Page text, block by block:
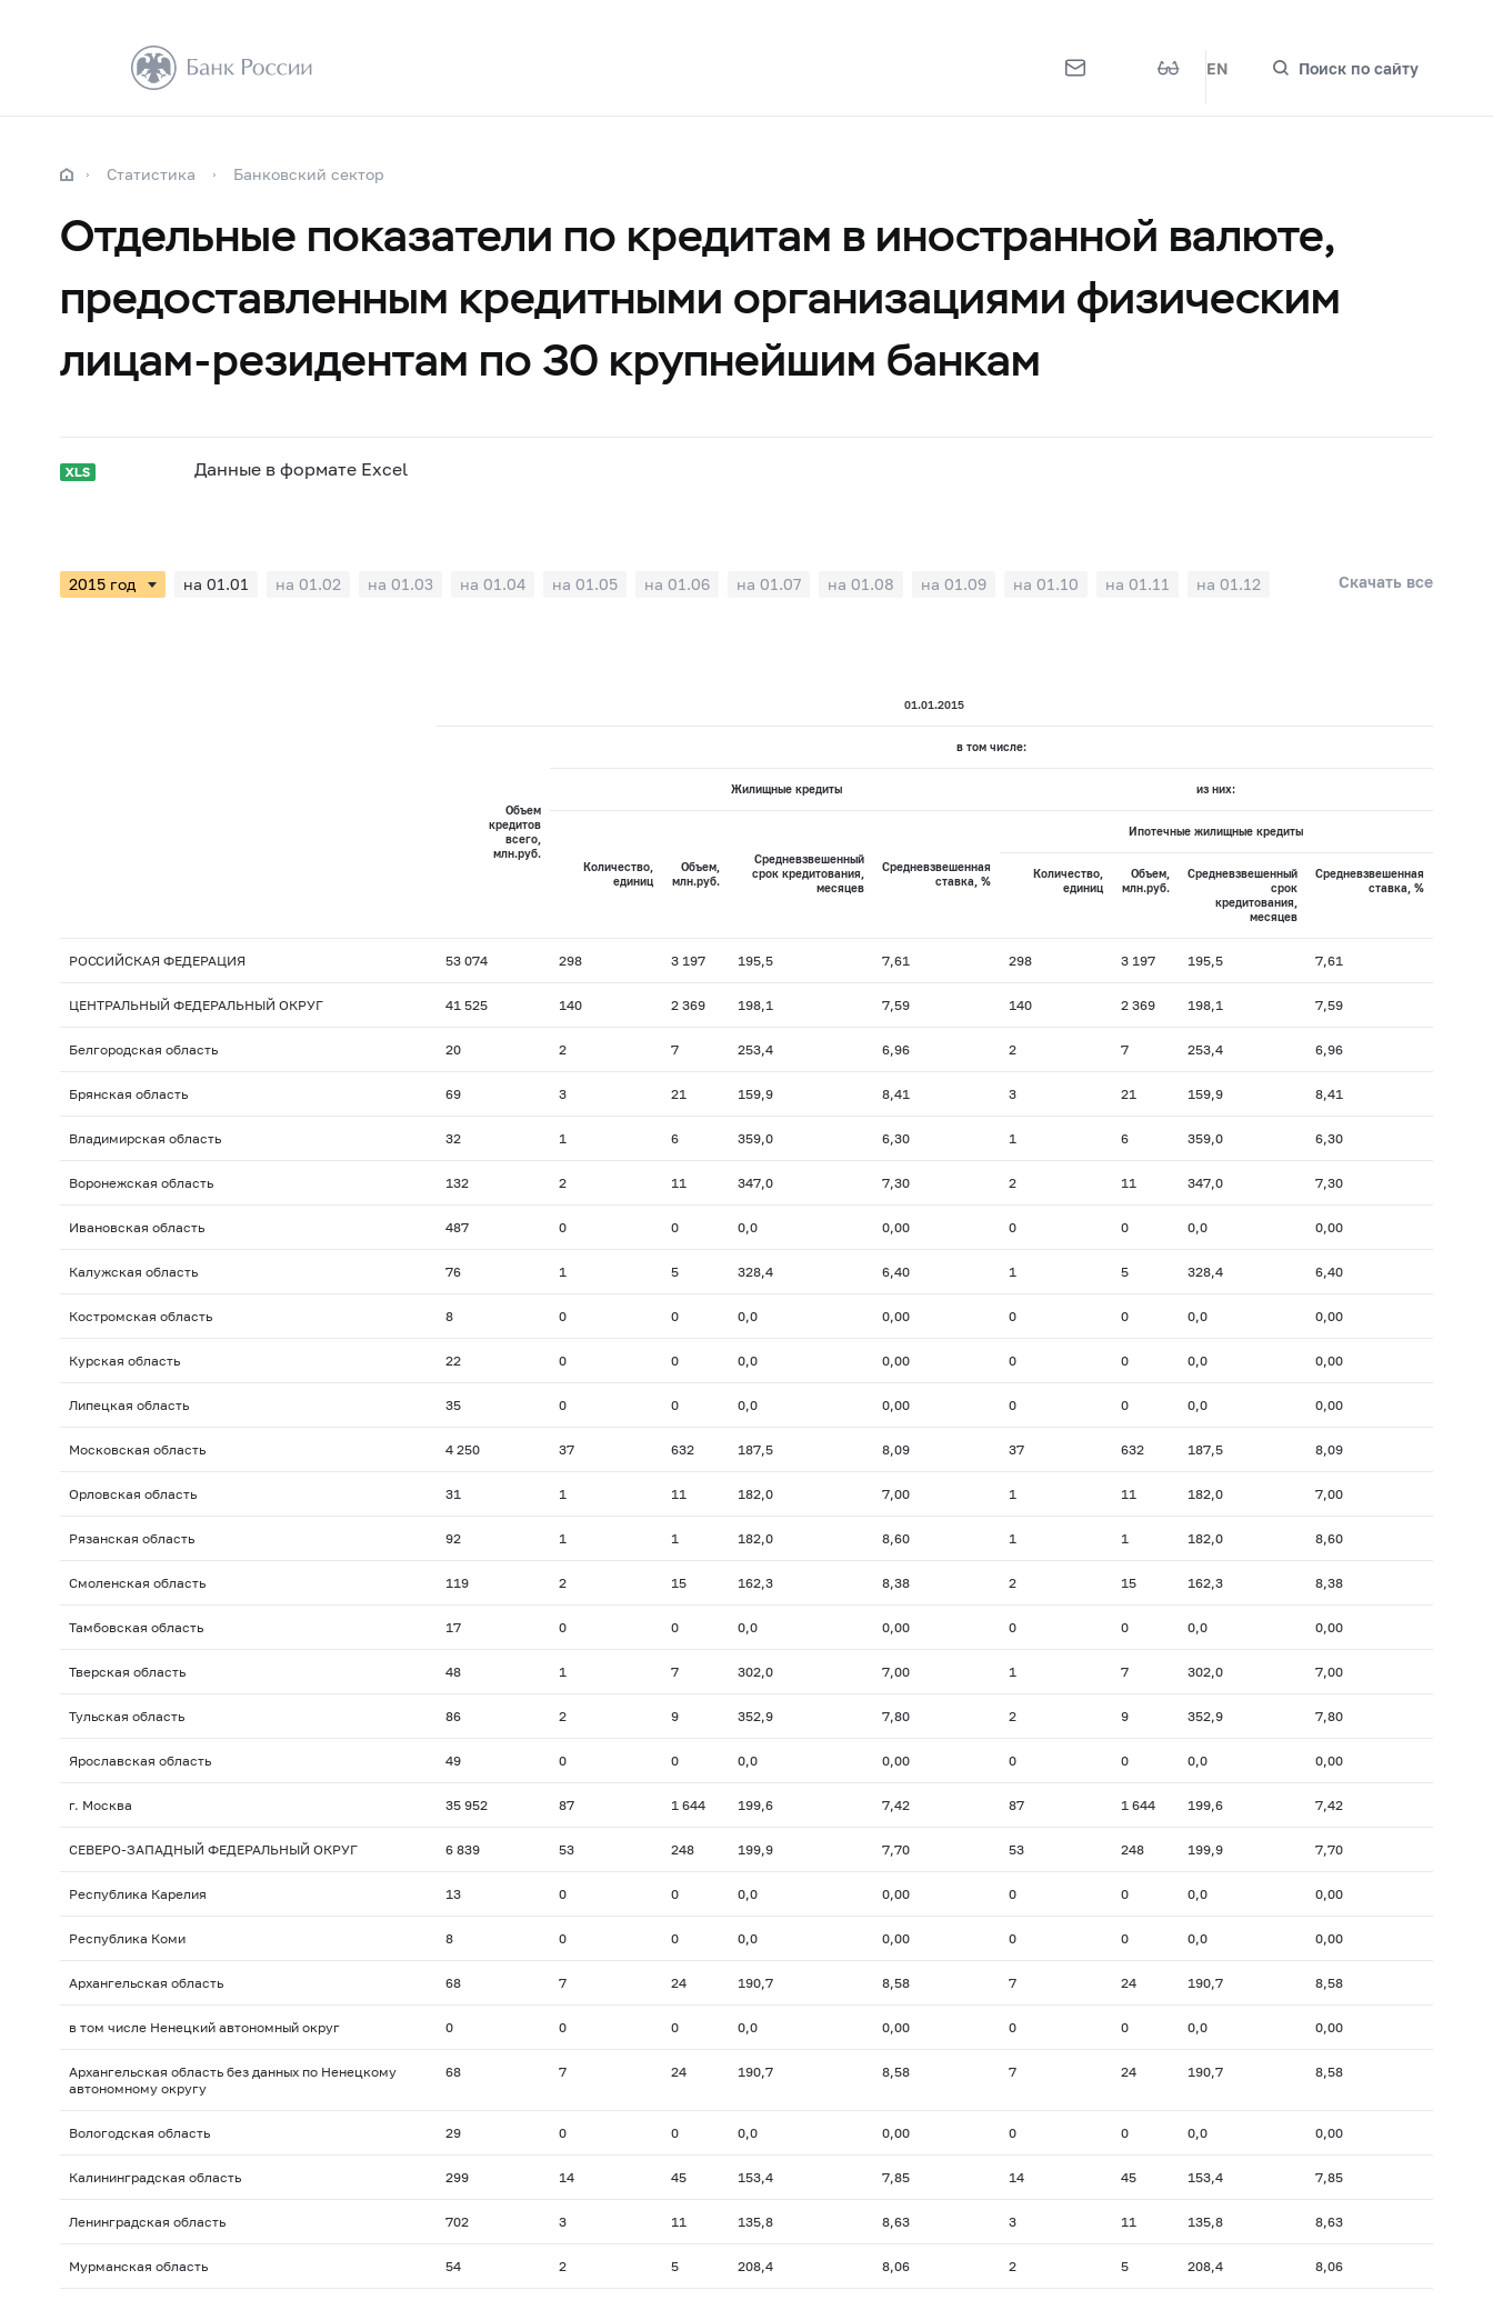
EN Поиск по сайту
Статистика Банковский сектор
Отдельные показатели по кредитам в иностранной валюте,
предоставленным кредитными организациями физическим
лицам-резидентам по 30 крупнейшим банкам
Данные в формате Excel
на 01.01 на 01.02 на 01.03 на 01.04 на 01.05 на 01.06 на 01.07 на 01.08 на 01.09 на 01.10 на 01.11 на 01.12 Скачать все
01.01.2015
Объем
кредитов
всего,
млн.руб.
в том числе:
Жилищные кредиты из них:
Количество,
единиц
Объем,
млн.руб.
Средневзвешенный
срок кредитования,
месяцев
Средневзвешенная
ставка, %
Ипотечные жилищные кредиты
Количество,
единиц
Объем,
млн.руб.
Средневзвешенный
срок
кредитования,
месяцев
Средневзвешенная
ставка, %
РОССИЙСКАЯ ФЕДЕРАЦИЯ 53 074 298 3 197 195,5 7,61 298 3 197 195,5 7,61
ЦЕНТРАЛЬНЫЙ ФЕДЕРАЛЬНЫЙ ОКРУГ 41 525 140 2 369 198,1 7,59 140 2 369 198,1 7,59
Белгородская область 20 2 7 253,4 6,96 2 7 253,4 6,96
Брянская область 69 3 21 159,9 8,41 3 21 159,9 8,41
Владимирская область 32 1 6 359,0 6,30 1 6 359,0 6,30
Воронежская область 132 2 11 347,0 7,30 2 11 347,0 7,30
Ивановская область 487 0 0 0,0 0,00 0 0 0,0 0,00
Калужская область 76 1 5 328,4 6,40 1 5 328,4 6,40
Костромская область 8 0 0 0,0 0,00 0 0 0,0 0,00
Курская область 22 0 0 0,0 0,00 0 0 0,0 0,00
Липецкая область 35 0 0 0,0 0,00 0 0 0,0 0,00
Московская область 4 250 37 632 187,5 8,09 37 632 187,5 8,09
Орловская область 31 1 11 182,0 7,00 1 11 182,0 7,00
Рязанская область 92 1 1 182,0 8,60 1 1 182,0 8,60
Смоленская область 119 2 15 162,3 8,38 2 15 162,3 8,38
Тамбовская область 17 0 0 0,0 0,00 0 0 0,0 0,00
Тверская область 48 1 7 302,0 7,00 1 7 302,0 7,00
Тульская область 86 2 9 352,9 7,80 2 9 352,9 7,80
Ярославская область 49 0 0 0,0 0,00 0 0 0,0 0,00
г. Москва 35 952 87 1 644 199,6 7,42 87 1 644 199,6 7,42
СЕВЕРО-ЗАПАДНЫЙ ФЕДЕРАЛЬНЫЙ ОКРУГ 6 839 53 248 199,9 7,70 53 248 199,9 7,70
Республика Карелия 13 0 0 0,0 0,00 0 0 0,0 0,00
Республика Коми 8 0 0 0,0 0,00 0 0 0,0 0,00
Архангельская область 68 7 24 190,7 8,58 7 24 190,7 8,58
в том числе Ненецкий автономный округ 0 0 0 0,0 0,00 0 0 0,0 0,00
Архангельская область без данных по Ненецкому
автономному округу
68 7 24 190,7 8,58 7 24 190,7 8,58
Вологодская область 29 0 0 0,0 0,00 0 0 0,0 0,00
Калининградская область 299 14 45 153,4 7,85 14 45 153,4 7,85
Ленинградская область 702 3 11 135,8 8,63 3 11 135,8 8,63
Мурманская область 54 2 5 208,4 8,06 2 5 208,4 8,06